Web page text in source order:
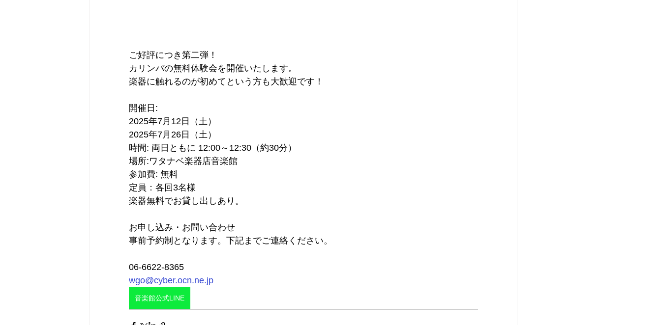
ご好評につき第二弾！
カリンバの無料体験会を開催いたします。
楽器に触れるのが初めてという方も大歓迎です！
開催日:
2025年7月12日（土）
2025年7月26日（土）
時間: 両日ともに 12:00～12:30（約30分）
場所:ワタナベ楽器店音楽館
参加費: 無料
定員：各回3名様
楽器無料でお貸し出しあり。
お申し込み・お問い合わせ
事前予約制となります。下記までご連絡ください。
06-6622-8365
wgo@cyber.ocn.ne.jp
音楽館公式LINE